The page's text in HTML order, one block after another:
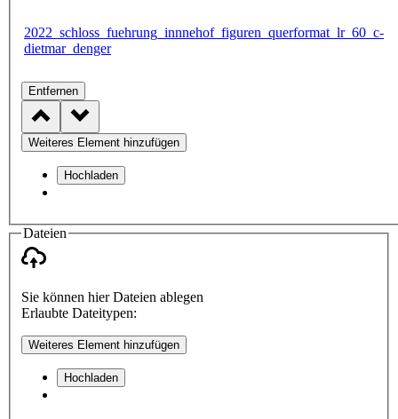
2022_schloss_fuehrung_innnehof_figuren_querformat_lr_60_c-
dietmar_denger
Entfernen
Weiteres Element hinzufügen
Hochladen
Dateien
Sie können hier Dateien ablegen
Erlaubte Dateitypen:
Weiteres Element hinzufügen
Hochladen